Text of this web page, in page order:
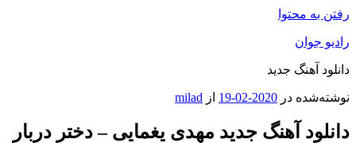
رفتن به محتوا
رادیو جوان
دانلود آهنگ جدید
نوشته‌شده در 2020-02-19 از milad
دانلود آهنگ جدید مهدی یغمایی – دختر دربار